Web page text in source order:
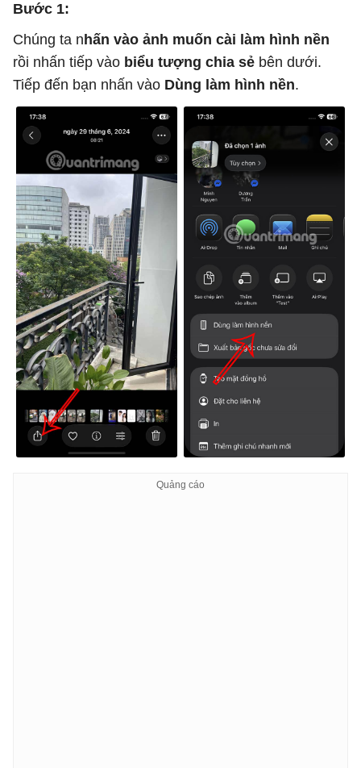
Bước 1:
Chúng ta n hấn vào ảnh muốn cài làm hình nền
rồi nhấn tiếp vào biểu tượng chia sẻ bên dưới.
Tiếp đến bạn nhấn vào Dùng làm hình nền.